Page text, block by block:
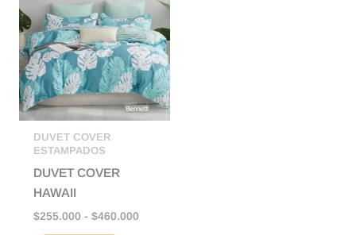
DUVET COVER
ESTAMPADOS
DUVET COVER
HAWAII
$255.000 - $460.000
precios:
desde
$255.000
hasta
$460.000
tiene
múltiples
variantes.
Las
opciones
se
página